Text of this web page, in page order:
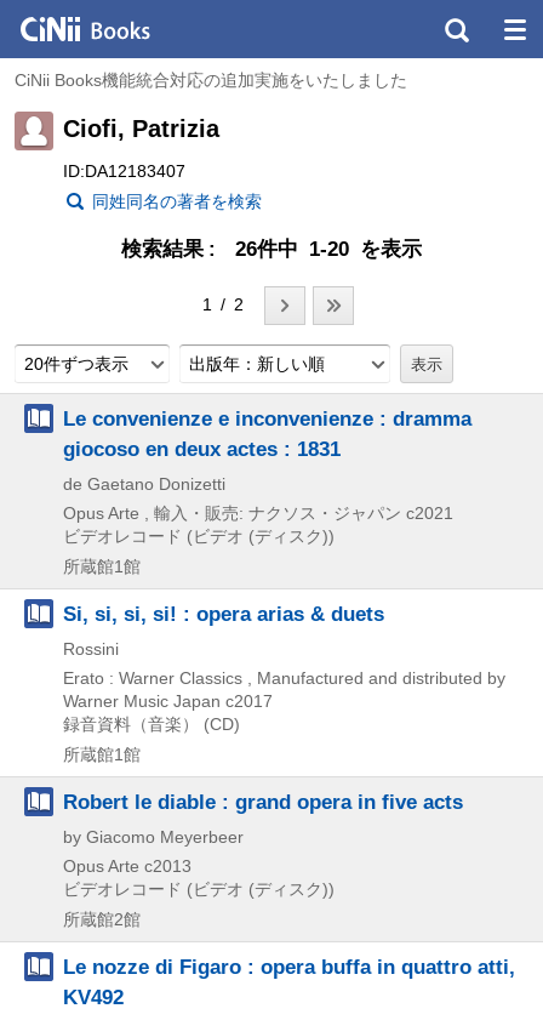
CiNii Books機能統合対応の追加実施をいたしました
Ciofi, Patrizia
ID:DA12183407
同姓同名の著者を検索
検索結果 26件中 1-20 を表示
1 / 2
20件ずつ表示 出版年：新しい順
Le convenienze e inconvenienze : dramma
giocoso en deux actes : 1831
de Gaetano Donizetti
Opus Arte , 輸入・販売: ナクソス・ジャパン c2021
ビデオレコード (ビデオ (ディスク))
所蔵館1館
Si, si, si, si! : opera arias & duets
Rossini
Erato : Warner Classics , Manufactured and distributed by
Warner Music Japan c2017
録音資料（音楽） (CD)
所蔵館1館
Robert le diable : grand opera in five acts
by Giacomo Meyerbeer
Opus Arte c2013
ビデオレコード (ビデオ (ディスク))
所蔵館2館
Le nozze di Figaro : opera buffa in quattro atti,
KV492